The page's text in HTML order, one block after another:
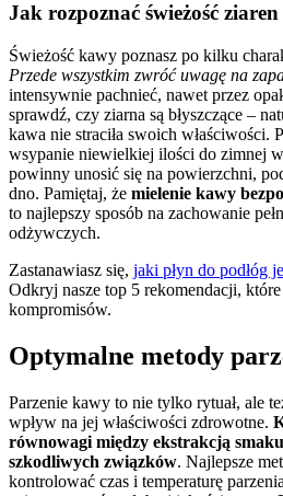
Jak rozpoznać świeżość
Świeżość kawy poznasz po kilku
Przede wszystkim zwróć uwagę na
intensywnie pachnieć, nawet przez
sprawdź, czy ziarna są błyszczące –
kawa nie straciła swoich właściwości.
wsypanie niewielkiej ilości do zimnej
powinny unosić się na powierzchni,
dno. Pamiętaj, że mielenie kawy
to najlepszy sposób na zachowanie
odżywczych.
Zastanawiasz się, jaki płyn do podłóg
Odkryj nasze top 5 rekomendacji,
kompromisów.
Optymalne metody
Parzenie kawy to nie tylko rytuał, ale
wpływ na jej właściwości zdrowotne.
równowagi między ekstrakcją
szkodliwych związków. Najlepsze
kontrolować czas i temperaturę